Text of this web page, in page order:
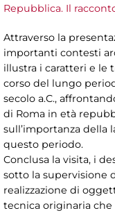
Repubblica. Il
Attraverso la
importanti contesti
illustra i caratteri e le
corso del lungo
secolo a.C.,
di Roma in età
sull’importanza della
questo periodo.
Conclusa la visita, i
sotto la supervisione
realizzazione di
tecnica originaria che